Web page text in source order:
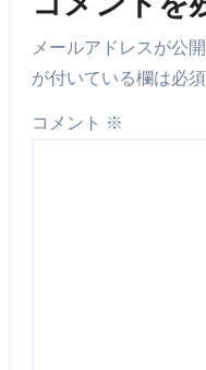
コメントを
メールアドレスが公
が付いている欄は必
コメント ※